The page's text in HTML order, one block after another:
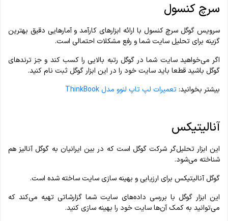
سرچ کنسول
سرویس گوگل سرچ کنسول با ارائه ابزارهای کارآمد و آمارهایی دقیق بهترین
گزینه برای تحلیل سایت شما و رفع مشکلات احتمالی است.
اگر می‌خواهید سایت شما در گوگل رتبه بالایی را کسب کند و جز ترند‌های
گوگل باشید قطعا باید سایت خود را در این ابزار گوگل ثبت نام کنید.
بیشتر بخوانید:تعمیرات لپ تاپ لنوو مدل ThinkBook
آنالیتیکس
این ابزار تحلیل‌گر شرکت گوگل است که در بین ایرانیان به گوگل آنالیز هم
شناخته می‌شود.
گوگل آنالیتیکس برای ارزیابی و بهینه سازی سایت ساخته شده است.
این ابزار گوگل با بررسی داده‌های سایت شما گزارشاتی تهیه می‌کند که
می‌توانید به کمک آن‌ها سایت خود را بهینه سازی کنید.